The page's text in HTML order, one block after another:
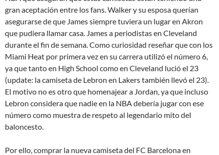
gran aceptación entre los fans. Walker y su esposa querían
asegurarse de que James siempre tuviera un lugar en Akron
que pudiera llamar casa. James a periodistas en Cleveland
durante el fin de semana. Como curiosidad reseñar que con los
Miami Heat por primera vez en su carrera utilizó el número 6,
ya que tanto en High School como en Cleveland lució el 23
(update: la camiseta de Lebron en Lakers también llevó el 23).
El motivo no es otro que homenajear a Jordan, ya que incluso
Lebron considera que nadie en la NBA debería jugar con ese
número como muestra de respeto al legendario mito del
baloncesto.
Por ello, comprar la nueva camiseta del FC Barcelona en